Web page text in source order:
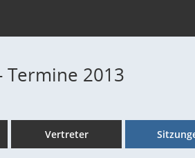
Termine 2013
Vertreter